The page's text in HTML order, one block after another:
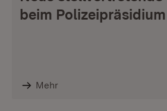
beim
Mehr